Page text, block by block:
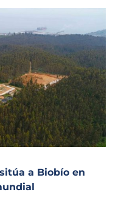
a Biobío en